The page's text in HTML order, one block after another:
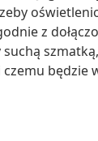
z
będzie